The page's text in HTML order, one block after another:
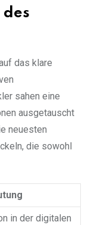
das klare
sahen eine
ausgetauscht
neuesten
die sowohl
in der digitalen